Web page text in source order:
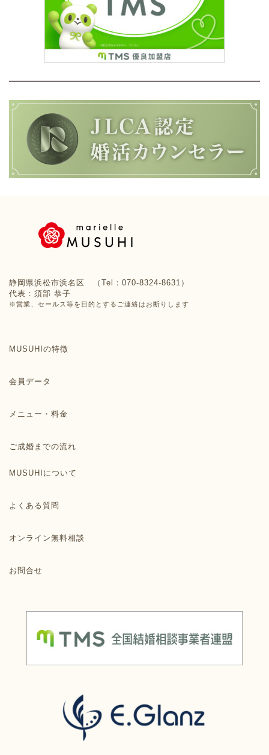
静岡県浜松市浜名区 （Tel：070-8324-8631）
代表：須部 恭子
※営業、セールス等を目的とするご連絡はお断りします
MUSUHIの特徴
会員データ
メニュー・料金
ご成婚までの流れ
MUSUHIについて
よくある質問
オンライン無料相談
お問合せ